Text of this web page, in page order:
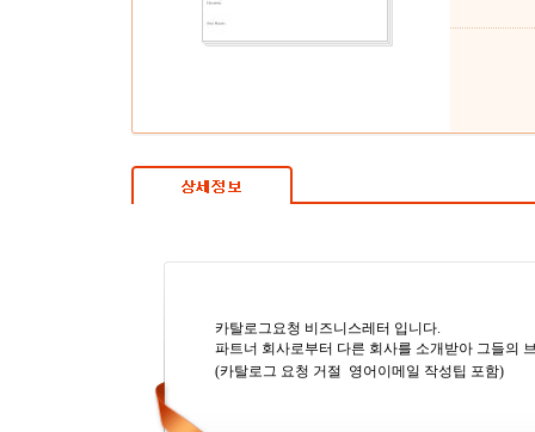
카탈로그요청 비즈니스레터 입니다.
파트너 회사로부터 다른 회사를 소개받아 그들의
(카탈로그 요청 거절 영어이메일 작성팁 포함)